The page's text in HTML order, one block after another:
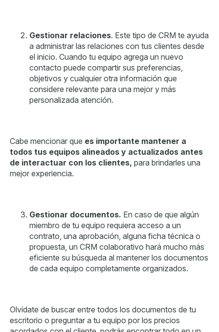
Gestionar relaciones. Este tipo de CRM te ayuda
a administrar las relaciones con tus clientes desde
el inicio. Cuando tu equipo agrega un nuevo
contacto puede compartir sus preferencias,
objetivos y cualquier otra información que
considere relevante para una mejor y más
personalizada atención.
Cabe mencionar que es importante mantener a
todos tus equipos alineados y actualizados antes
de interactuar con los clientes, para brindarles una
mejor experiencia.
Gestionar documentos. En caso de que algún
miembro de tu equipo requiera acceso a un
contrato, una aprobación, alguna ficha técnica o
propuesta, un CRM colaborativo hará mucho más
eficiente su búsqueda al mantener los documentos
de cada equipo completamente organizados.
Olvídate de buscar entre todos los documentos de tu
escritorio o preguntar a tu equipo por los precios